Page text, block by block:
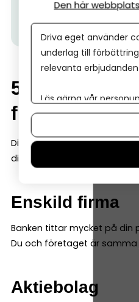
ett möte med banken,
oavsett storlek boka ett
5. Skillnad
firma och
Ditt val av företagsform
dig.
Enskild firma
Banken tittar mycket på din
Du och företaget är samma
Aktiebolag
Den här
Driva eget använder
underlag till
relevanta
Läs gärna vår
Om du vill ändra ditt